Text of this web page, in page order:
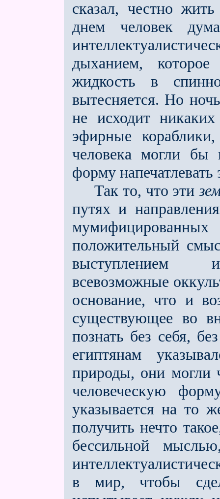
сказал, честно
днeм человек
дыханием,
жидкость в
вытесняется. Но
не исходит
эфирные
человека могли
форму
Так то, что эти
путях и
положительный
выступлением
всевозможные
основание, что и
существующее во
познать без себя,
египтянам
природы, они могли
человеческую
указывается на то
получить нечто
бессильной
в мир, чтобы